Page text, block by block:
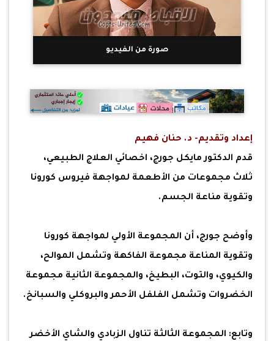
صورة من الفيديو
إعداد وتقديم- د. حنان فهيم
قدم الدكتور مايكل جورج، اخصائي العلاج الطبيعي،
ثلاث مجموعات من الأطعمة لمواجهة فيروس كورونا
وتقوية مناعة الجسم.
وأوضح جورج، أن المجموعة الأولي لمواجهة كورونا
وتقوية المناعة مجموعة الفاكهة وتشمل الموالح،
والكيوي، والتوت، البطيخ، والمجموعة الثانية مجموعة
الخضروات وتشمل الفلفل الأحمر والبروكلي والسبانخ.
وتابع: المجموعة الثالثة تناول الزبادي والشاي الأخضر